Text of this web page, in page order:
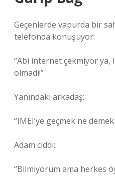
Geçenlerde vapurda bir
telefonda konuşuyor:
“Abi internet çekmiyor ya,
olmadı!”
Yanındaki arkadaş:
“IMEI’ye geçmek ne demek
Adam ciddi:
“Bilmiyorum ama herkes